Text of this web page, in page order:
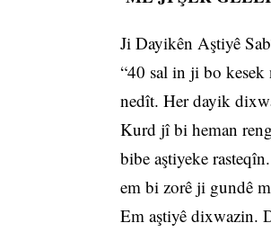
Ji Dayikên Aştiyê
“40 sal in ji bo kesek
nedît. Her dayik
Kurd jî bi heman
bibe aştiyeke
em bi zorê ji gundê
Em aştiyê dixwazin.